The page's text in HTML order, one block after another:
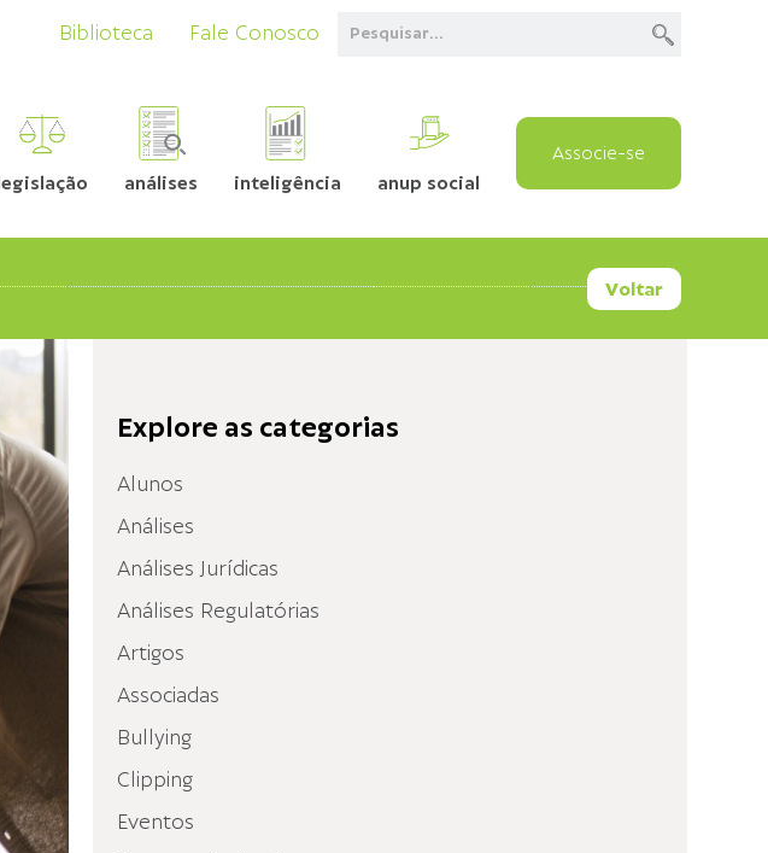
Biblioteca Fale Conosco
legislação análises inteligência anup social
Associe-se
Voltar
Explore as categorias
Alunos
Análises
Análises Jurídicas
Análises Regulatórias
Artigos
Associadas
Bullying
Clipping
Eventos